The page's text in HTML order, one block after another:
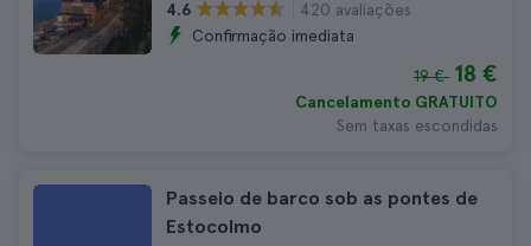
4.6
420 avaliações
Confirmação imediata
19 € 18 €
Cancelamento GRATUITO
Sem taxas escondidas
Passeio de barco sob as pontes de
Estocolmo